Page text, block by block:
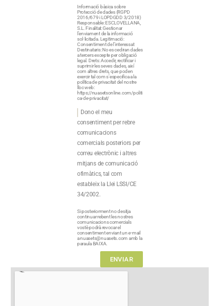
Informació bàsica sobre
Protecció de dades (RGPD
2016/679 i LOPDGDD 3/2018)
Responsable: ESCLOVELLANA,
S.L. Finalitat: Gestionar
l’enviament de la informació
sol·licitada. Legitimació:
Consentiment de l’interessat
Destinataris: No es cediran dades
a tercers excepte per obligació
legal. Drets: Accedir, rectificar i
suprimir les seves dades, així
com altres drets, que poden
exercir tal com s’especifica a la
política de privacitat del nostre
lloc web:
https://nuasetsonline.com/politi
ca-de-privacitat/
Dono el meu
consentiment per rebre
comunicacions
comercials posteriors per
correu electrònic i altres
mitjans de comunicació
ofimàtics, tal com
estableix la Llei LSSI/CE
34/2002.
Si posteriorment no desitja
continuar rebent les nostres
comunicacions comercials
vostè podrà revocar el
consentiment enviant un e-mail
a nuasets@nuasets.com amb la
paraula BAIXA.
ENVIAR